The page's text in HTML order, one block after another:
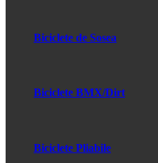
Biciclete de Sosea
Biciclete BMX/Dirt
Biciclete Pliabile